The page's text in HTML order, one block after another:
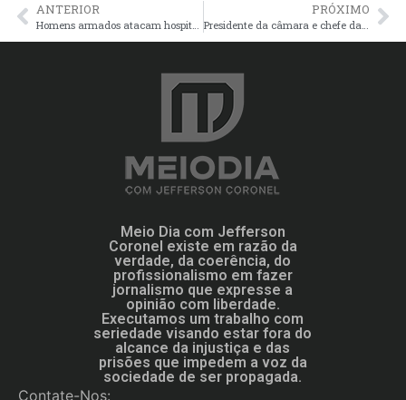
ANTERIOR PRÓXIMO
Meio Dia com Jefferson
Coronel existe em razão da
verdade, da coerência, do
profissionalismo em fazer
jornalismo que expresse a
opinião com liberdade.
Executamos um trabalho com
seriedade visando estar fora do
alcance da injustiça e das
prisões que impedem a voz da
sociedade de ser propagada.
Contate-Nos: